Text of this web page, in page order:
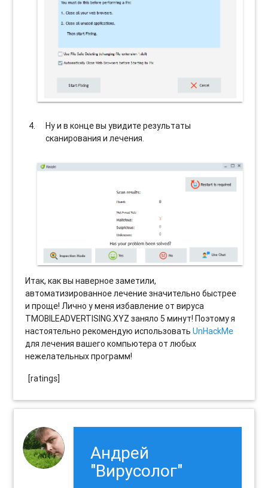
Ну и в конце вы увидите результаты
сканирования и лечения.
Итак, как вы наверное заметили,
автоматизированное лечение значительно быстрее
и проще! Лично у меня избавление от вируса
TMOBILEADVERTISING.XYZ заняло 5 минут! Поэтому я
настоятельно рекомендую использоватьUnHackMe
для лечения вашего компьютера от любых
нежелательных программ!
[ratings]
Андрей
"Вирусолог"